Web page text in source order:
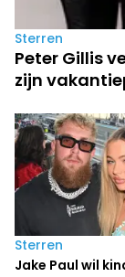
Sterren
Peter Gillis
zijn
Sterren
Jake Paul wil